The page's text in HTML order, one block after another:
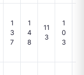
1
3
7
1
4
8
11
3
1
0
3